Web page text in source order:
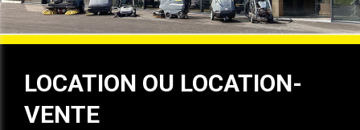
LOCATION OU LOCATION-
VENTE